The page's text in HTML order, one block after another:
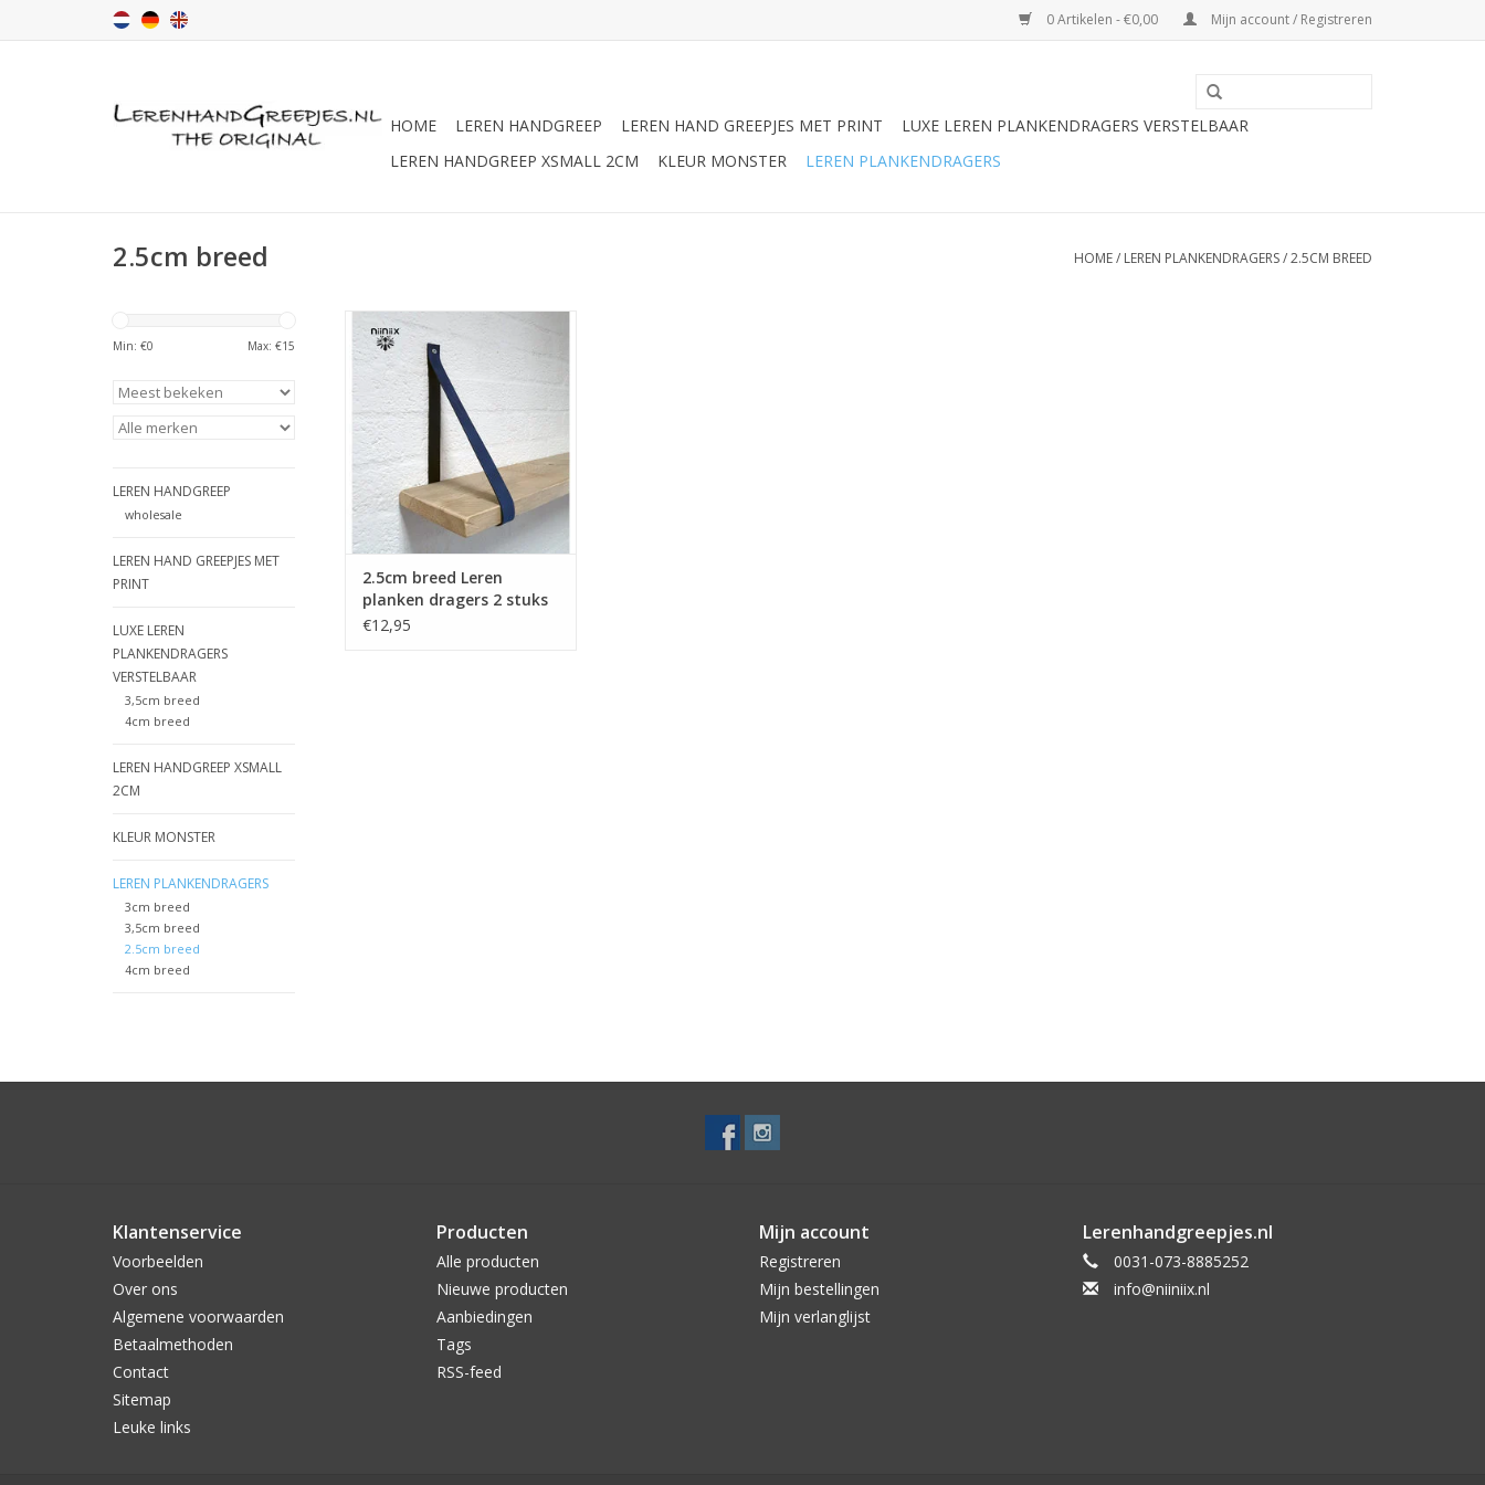
0 Artikelen - €0,00 Mijn account / Registreren
HOME LEREN HANDGREEP LEREN HAND GREEPJES MET PRINT
LUXE LEREN PLANKENDRAGERS VERSTELBAAR
LEREN HANDGREEP XSMALL 2CM
KLEUR MONSTER LEREN PLANKENDRAGERS
2.5cm breed HOME/ LEREN PLANKENDRAGERS/2.5CM BREED
Min: €0 Max: €15
LEREN HANDGREEP
wholesale
LEREN HAND GREEPJES MET
PRINT
LUXE LEREN
PLANKENDRAGERS
VERSTELBAAR
3,5cm breed
4cm breed
LEREN HANDGREEP XSMALL
2CM
KLEUR MONSTER
LEREN PLANKENDRAGERS
3cm breed
3,5cm breed
2.5cm breed
4cm breed
LerenhandgreepjeS 100%
origineel rechtstreeks van de
makers
TOEVOEGEN AAN WINKELWAGEN
2.5cm breed Leren
planken dragers 2 stuks
blauw
€12,95
Klantenservice
Voorbeelden
Over ons
Algemene voorwaarden
Betaalmethoden
Contact
Sitemap
Leuke links
Producten
Alle producten
Nieuwe producten
Aanbiedingen
Tags
RSS-feed
Mijn account
Registreren
Mijn bestellingen
Mijn verlanglijst
Lerenhandgreepjes.nl
0031-073-8885252
info@niiniix.nl